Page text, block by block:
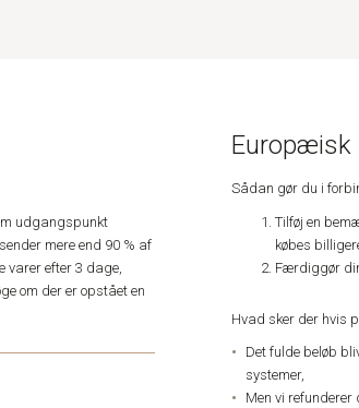
udgangspunkt
mere end 90 % af
varer efter 3 dage,
om der er opstået en
Europæisk
Sådan gør du i
Tilføj en
købes
Færdiggør
Hvad sker der hvis
Det fulde beløb
systemer,
Men vi refunderer